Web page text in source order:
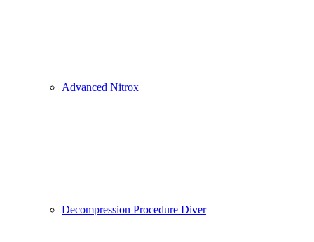
Advanced Nitrox
Decompression Procedure Diver